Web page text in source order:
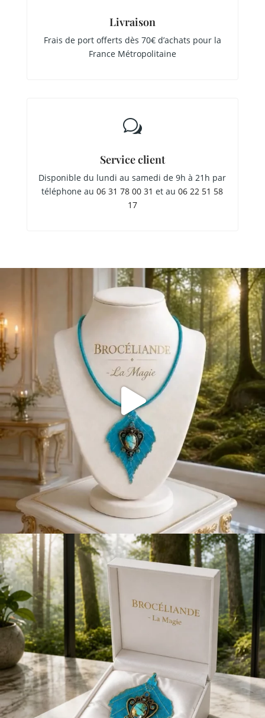
Livraison
Frais de port offerts dès 70€ d’achats pour la
France Métropolitaine
w
Service client
Disponible du lundi au samedi de 9h à 21h par
téléphone au06 31 78 00 31 et au06 22 51 58
17